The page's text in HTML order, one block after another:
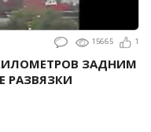
15665 1
ЗАДНИМ
РАЗВЯЗКИ